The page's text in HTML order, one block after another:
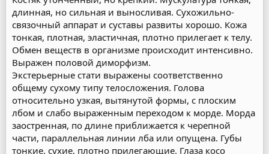
длинная, но сильная и выносливая. Сухожильно-
связочный аппарат и суставы развиты хорошо. Кожа
тонкая, плотная, эластичная, плотно прилегает к телу.
Обмен веществ в организме происходит интенсивно.
Выражен половой диморфизм.
Экстерьерные стати выражены соответственно
общему сухому типу телосложения. Голова
относительно узкая, вытянутой формы, с плоским
лбом и слабо выраженным переходом к морде. Морда
заостренная, по длине приближается к черепной
части, параллельная линии лба или опущена. Губы
тонкие, сухие, плотно прилегающие. Глаза косо